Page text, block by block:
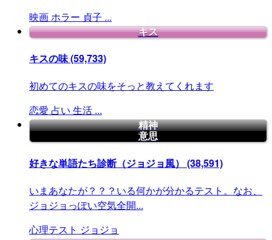
映画ホラー 貞子 ...
キス
キスの味(59,733)
初めてのキスの味をそっと教えてくれます
恋愛 占い 生活 ...
精神
意思
好きな単語たち診断（ジョジョ風） (38,591)
いまあなたが？？？いる何かが分かるテスト。なお、
ジョジョっぽい空気全開...
心理テスト ジョジョ